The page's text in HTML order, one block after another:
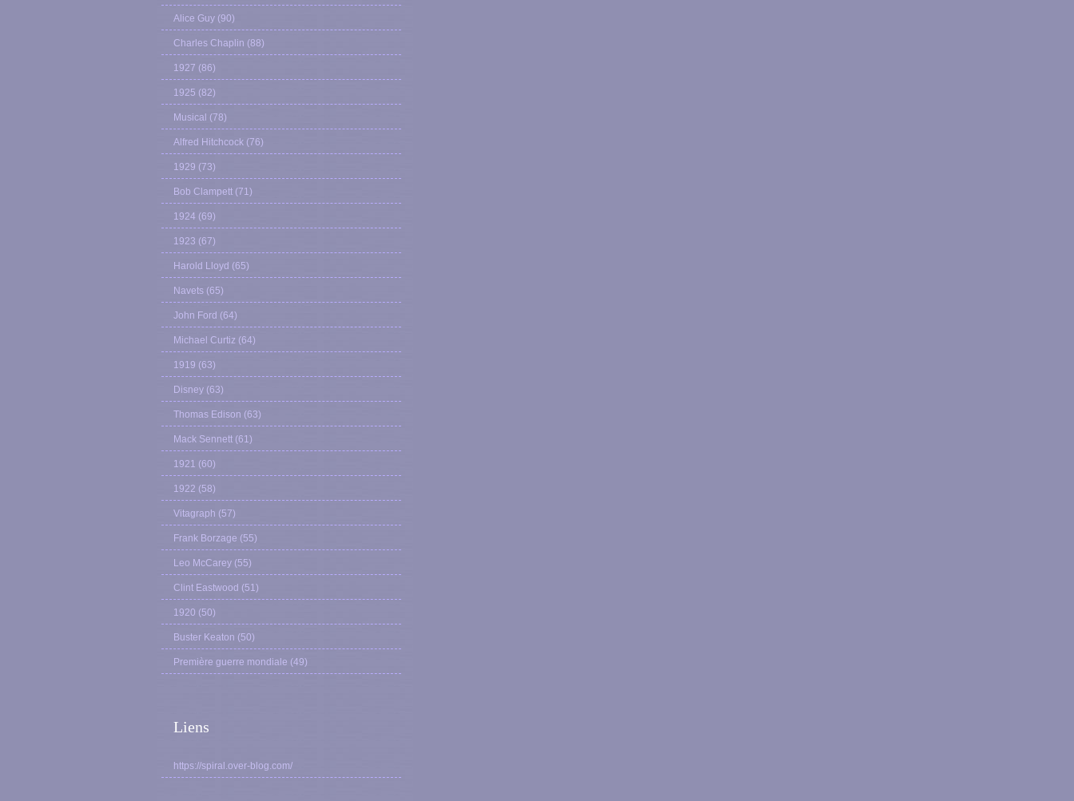
Alice Guy (90)
Charles Chaplin (88)
1927 (86)
1925 (82)
Musical (78)
Alfred Hitchcock (76)
1929 (73)
Bob Clampett (71)
1924 (69)
1923 (67)
Harold Lloyd (65)
Navets (65)
John Ford (64)
Michael Curtiz (64)
1919 (63)
Disney (63)
Thomas Edison (63)
Mack Sennett (61)
1921 (60)
1922 (58)
Vitagraph (57)
Frank Borzage (55)
Leo McCarey (55)
Clint Eastwood (51)
1920 (50)
Buster Keaton (50)
Première guerre mondiale (49)
Liens
https://spiral.over-blog.com/